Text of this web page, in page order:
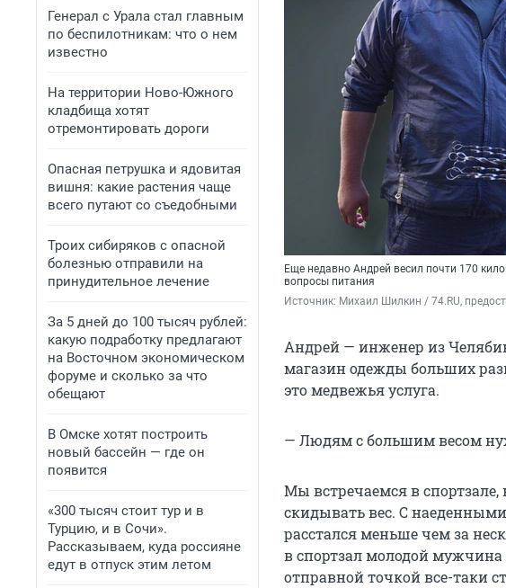
Генерал с Урала стал главным
по беспилотникам: что о нем
известно
На территории Ново-Южного
кладбища хотят
отремонтировать дороги
Опасная петрушка и ядовитая
вишня: какие растения чаще
всего путают со съедобными
Троих сибиряков с опасной
болезнью отправили на
принудительное лечение
За 5 дней до 100 тысяч рублей:
какую подработку предлагают
на Восточном экономическом
форуме и сколько за что
обещают
В Омске хотят построить
новый бассейн — где он
появится
«300 тысяч стоит тур и в
Турцию, и в Сочи».
Рассказываем, куда россияне
едут в отпуск этим летом
Еще недавно Андрей весил почти 170
вопросы питания
Источник: Михаил Шилкин / 74.RU,
Андрей — инженер из
магазин одежды больших
это медвежья услуга.
— Людям с большим весом
Мы встречаемся в спортзале,
скидывать вес. С
расстался меньше чем за
в спортзал молодой
отправной точкой все-таки